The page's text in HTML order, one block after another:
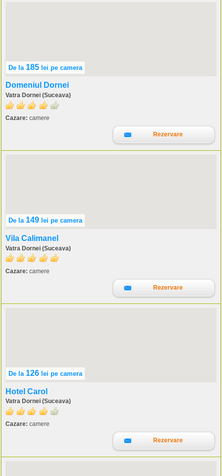
De la 185 lei pe camera
Domeniul Dornei
Vatra Dornei (Suceava)
Cazare: camere
Rezervare
De la 149 lei pe camera
Vila Calimanel
Vatra Dornei (Suceava)
Cazare: camere
Rezervare
De la 126 lei pe camera
Hotel Carol
Vatra Dornei (Suceava)
Cazare: camere
Rezervare